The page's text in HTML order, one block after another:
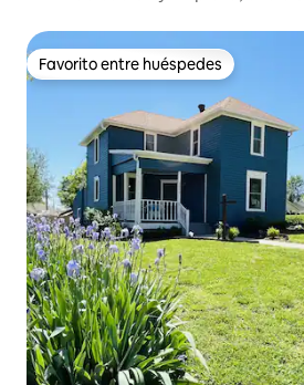
Favorito entre huéspedes
Favorito entre huéspedes